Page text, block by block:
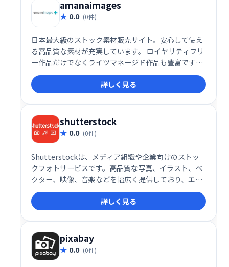
にします。amanaimages
0.0 (0件)
日本最大級のストック素材販売サイト。安心して使え
る高品質な素材が充実しています。 ロイヤリティフリ
ー作品だけでなくライツマネージド作品も豊富です。
無料リサーチサービス. 2点以上の購入で最大25%OFF.
ライツマネージド作品. 請求書決済対応.
詳しく見る
shutterstock
0.0 (0件)
Shutterstockは、メディア組織や企業向けのストッ
クフォトサービスです。高品質な写真、イラスト、ベ
クター、映像、音楽などを幅広く提供しており、エデ
ィトリアルから抽象画、自然、金融など多様なカテゴ
リを網羅しています。マーケティングやクリエイティ
ブ制作に最適な素材を、簡単に探し、利用できます。
詳しく見る
pixabay
0.0 (0件)